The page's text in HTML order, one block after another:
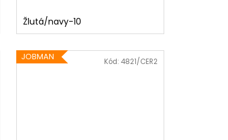
Žlutá/navy-10
JOBMAN Kód: 4821/CER2